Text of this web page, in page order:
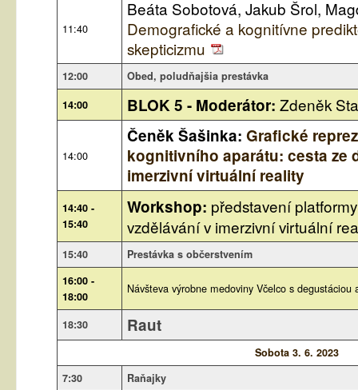
11:40
Beáta Sobotová, Jakub Šrol,
Demografické a kognitívne
skepticizmu
12:00
Obed, poludňajšia prestávka
14:00
BLOK 5 - Moderátor: Zdeněk
14:00
Čeněk Šašinka:Grafické
kognitivního aparátu: cesta ze
imerzivní virtuální reality
14:40 -
15:40
Workshop: představení
vzdělávání v imerzivní virtuální
15:40
Prestávka s občerstvením
16:00 -
18:00
Návšteva výrobne medoviny Včelco s degustáciou
18:30 Raut
Sobota 3. 6. 2023
7:30
Raňajky